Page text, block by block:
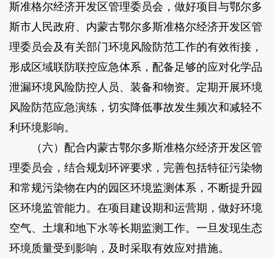
斯准格尔经济开发区管理委员会，做好项目与鄂尔多
斯市人民政府、内蒙古鄂尔多斯准格尔经济开发区管
理委员会及有关部门环境风险防范工作的有效衔接，
形成区域联防联控应急体系，配备足够的应对化学品
泄漏环境风险防控人员、装备和物资。定期开展环境
风险防范应急演练，切实降低事故发生频次和减轻不
利环境影响。
（六）配合内蒙古鄂尔多斯准格尔经济开发区管
理委员会，结合规划环评要求，完善包括特征污染物
和常规污染物在内的园区环境监测体系，不断提升园
区环境监管能力。在项目建设期和运营期，做好环境
空气、土壤和地下水等长期监测工作。一旦发现生态
环境质量受到影响，及时采取有效应对措施。